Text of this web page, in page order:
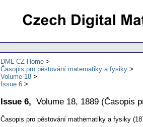
DML-CZ Home
Časopis pro pěstování matematiky a fysiky
Volume 18
Issue 6
Issue 6, Volume 18, 1889 (Časopis
Časopis pro pěstování mathematiky a fysiky